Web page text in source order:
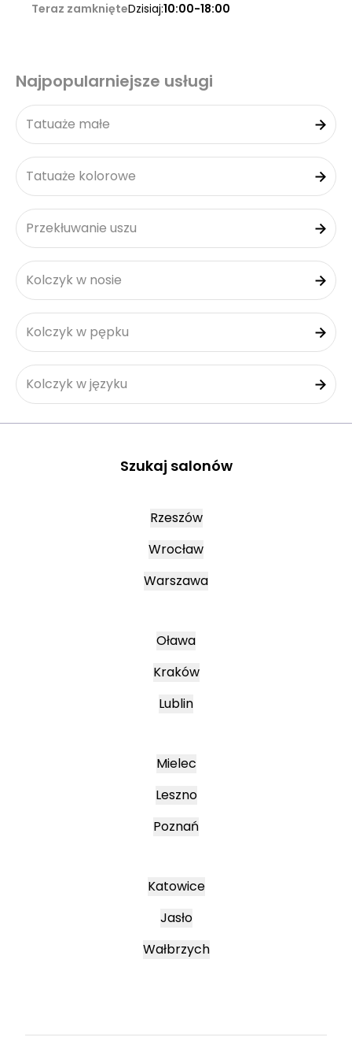
Teraz zamknięteDzisiaj:10:00-18:00
Najpopularniejsze usługi
Tatuaże małe
Tatuaże kolorowe
Przekłuwanie uszu
Kolczyk w nosie
Kolczyk w pępku
Kolczyk w języku
Szukaj salonów
Rzeszów
Wrocław
Warszawa
Oława
Kraków
Lublin
Mielec
Leszno
Poznań
Katowice
Jasło
Wałbrzych